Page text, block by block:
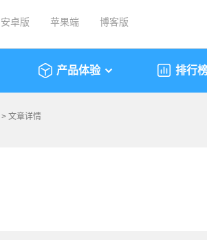
安卓版 苹果端 博客版
产品体验 排行
> 文章详情